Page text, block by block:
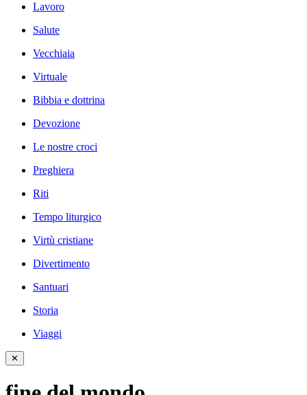
Lavoro
Salute
Vecchiaia
Virtuale
Bibbia e dottrina
Devozione
Le nostre croci
Preghiera
Riti
Tempo liturgico
Virtù cristiane
Divertimento
Santuari
Storia
Viaggi
✕